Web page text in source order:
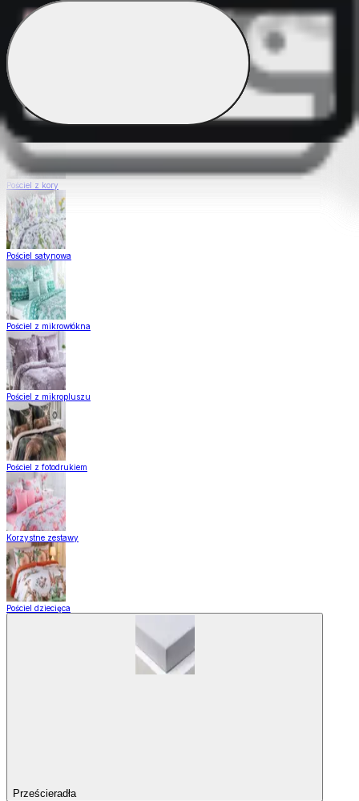
Pościel Dual Feel
Pościel z gładkiej bawełny
Pościel z kory
Pościel satynowa
Pościel z mikrowłókna
Pościel z mikropluszu
Pościel z fotodrukiem
Korzystne zestawy
Pościel dziecięca
Prześcieradła